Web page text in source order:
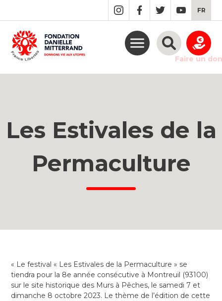
MAIN
CONTENT
FR
Faire un don
Les Estivales de la
Permaculture
« Le festival « Les Estivales de la Permaculture » se
tiendra pour la 8e année consécutive à Montreuil (93100)
sur le site historique des Murs à Pêches, le samedi 7 et
dimanche 8 octobre 2023. Le thème de l’édition de cette